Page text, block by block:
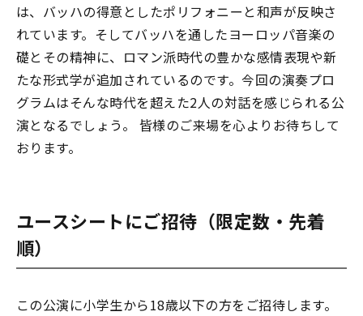
は、バッハの得意としたポリフォニーと和声が反映さ
れています。そしてバッハを通したヨーロッパ音楽の
礎とその精神に、ロマン派時代の豊かな感情表現や新
たな形式学が追加されているのです。今回の演奏プロ
グラムはそんな時代を超えた2人の対話を感じられる公
演となるでしょう。 皆様のご来場を心よりお待ちして
おります。
ユースシートにご招待（限定数・先着
順）
この公演に小学生から18歳以下の方をご招待します。